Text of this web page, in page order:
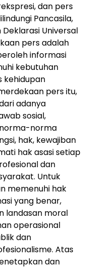
dan pers
Pancasila,
Universal
pers adalah
informasi
kebutuhan
kehidupan
pers itu,
adanya
sosial,
norma
hak, kewajiban
hak asasi setiap
dan
Untuk
memenuhi hak
yang benar,
landasan moral
operasional
dan
Atas
dan